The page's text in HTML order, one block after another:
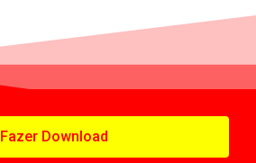
Fazer Download